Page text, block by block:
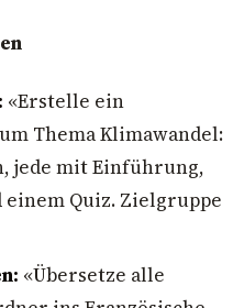
«Erstelle ein
Thema Klimawandel:
jede mit Einführung,
einem Quiz. Zielgruppe
«Übersetze alle